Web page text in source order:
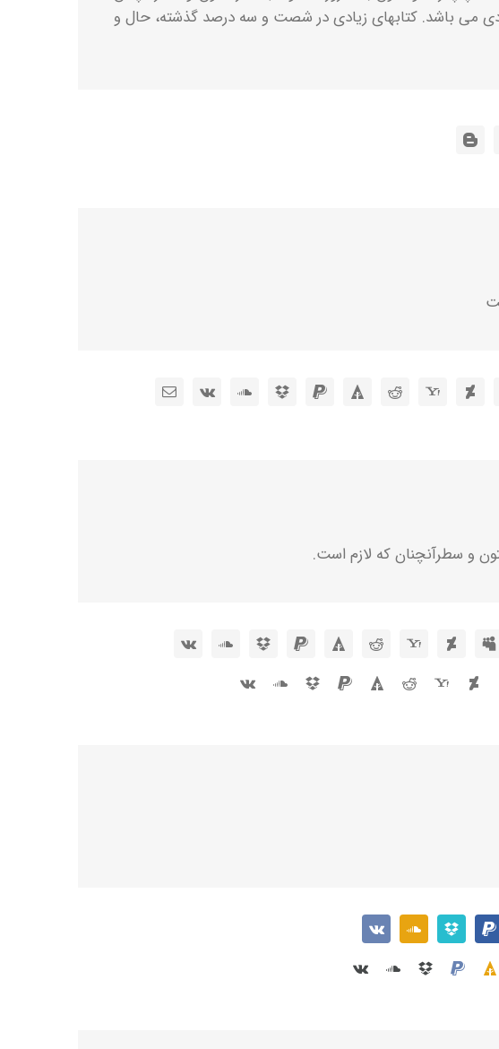
می باشد. کتابهای زیادی در شصت و سه درصد گذشته، حال و
و سطرآنچنان که لازم است.